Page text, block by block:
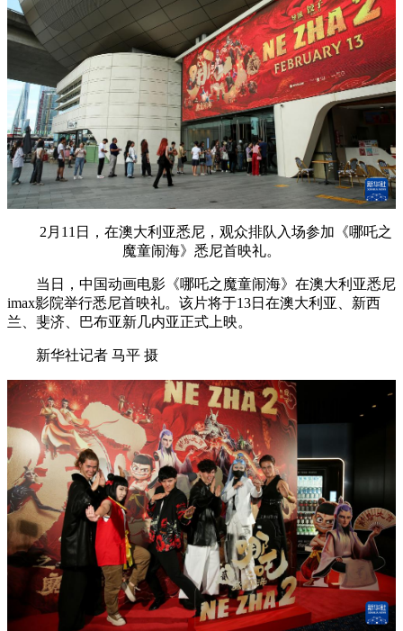
2月11日，在澳大利亚悉尼，观众排队入场参加《哪吒之
魔童闹海》悉尼首映礼。
当日，中国动画电影《哪吒之魔童闹海》在澳大利亚悉尼
imax影院举行悉尼首映礼。该片将于13日在澳大利亚、新西
兰、斐济、巴布亚新几内亚正式上映。
新华社记者 马平 摄